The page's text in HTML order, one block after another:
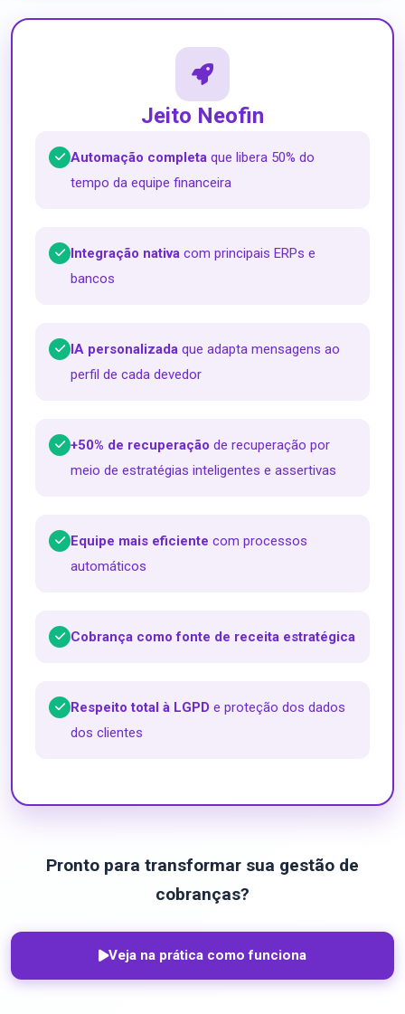
Jeito Neofin
Automação completa que libera 50% do
tempo da equipe financeira
Integração nativa com principais ERPs e
bancos
IA personalizada que adapta mensagens ao
perfil de cada devedor
+50% de recuperação de recuperação por
meio de estratégias inteligentes e assertivas
Equipe mais eficiente com processos
automáticos
Cobrança como fonte de receita estratégica
Respeito total à LGPD e proteção dos dados
dos clientes
Pronto para transformar sua gestão de
cobranças?
Veja na prática como funciona